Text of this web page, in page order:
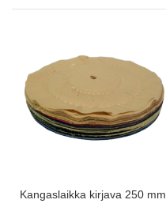
Kangaslaikka kirjava 250 mm